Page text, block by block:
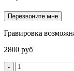
Перезвоните мне
Гравировка
2800 руб
-